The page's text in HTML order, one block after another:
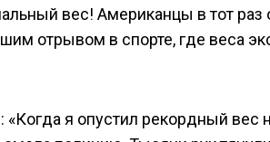
вес! Американцы в тот раз
отрывом в спорте, где веса
я опустил рекордный вес